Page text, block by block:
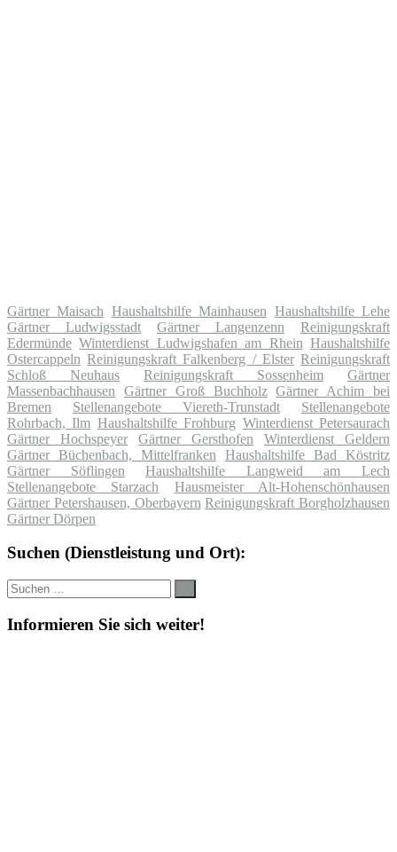
Gärtner Maisach Haushaltshilfe Mainhausen Haushaltshilfe Lehe
Gärtner Ludwigsstadt
Gärtner Langenzenn
Reinigungskraft
Edermünde Winterdienst Ludwigshafen am Rhein Haushaltshilfe
Ostercappeln Reinigungskraft Falkenberg / Elster Reinigungskraft
Schloß Neuhaus
Reinigungskraft Sossenheim
Gärtner
Massenbachhausen
Gärtner Groß Buchholz Gärtner Achim bei
Bremen
Stellenangebote Viereth-Trunstadt
Stellenangebote
Rohrbach, Ilm Haushaltshilfe Frohburg Winterdienst Petersaurach
Gärtner Hochspeyer
Gärtner Gersthofen
Winterdienst Geldern
Gärtner Büchenbach, Mittelfranken
Haushaltshilfe Bad Köstritz
Gärtner Söflingen
Haushaltshilfe Langweid am Lech
Stellenangebote Starzach
Hausmeister Alt-Hohenschönhausen
Gärtner Petershausen, Oberbayern Reinigungskraft Borgholzhausen
Gärtner Dörpen
Suchen (Dienstleistung und Ort):
Suche
nach:
Informieren Sie sich weiter!